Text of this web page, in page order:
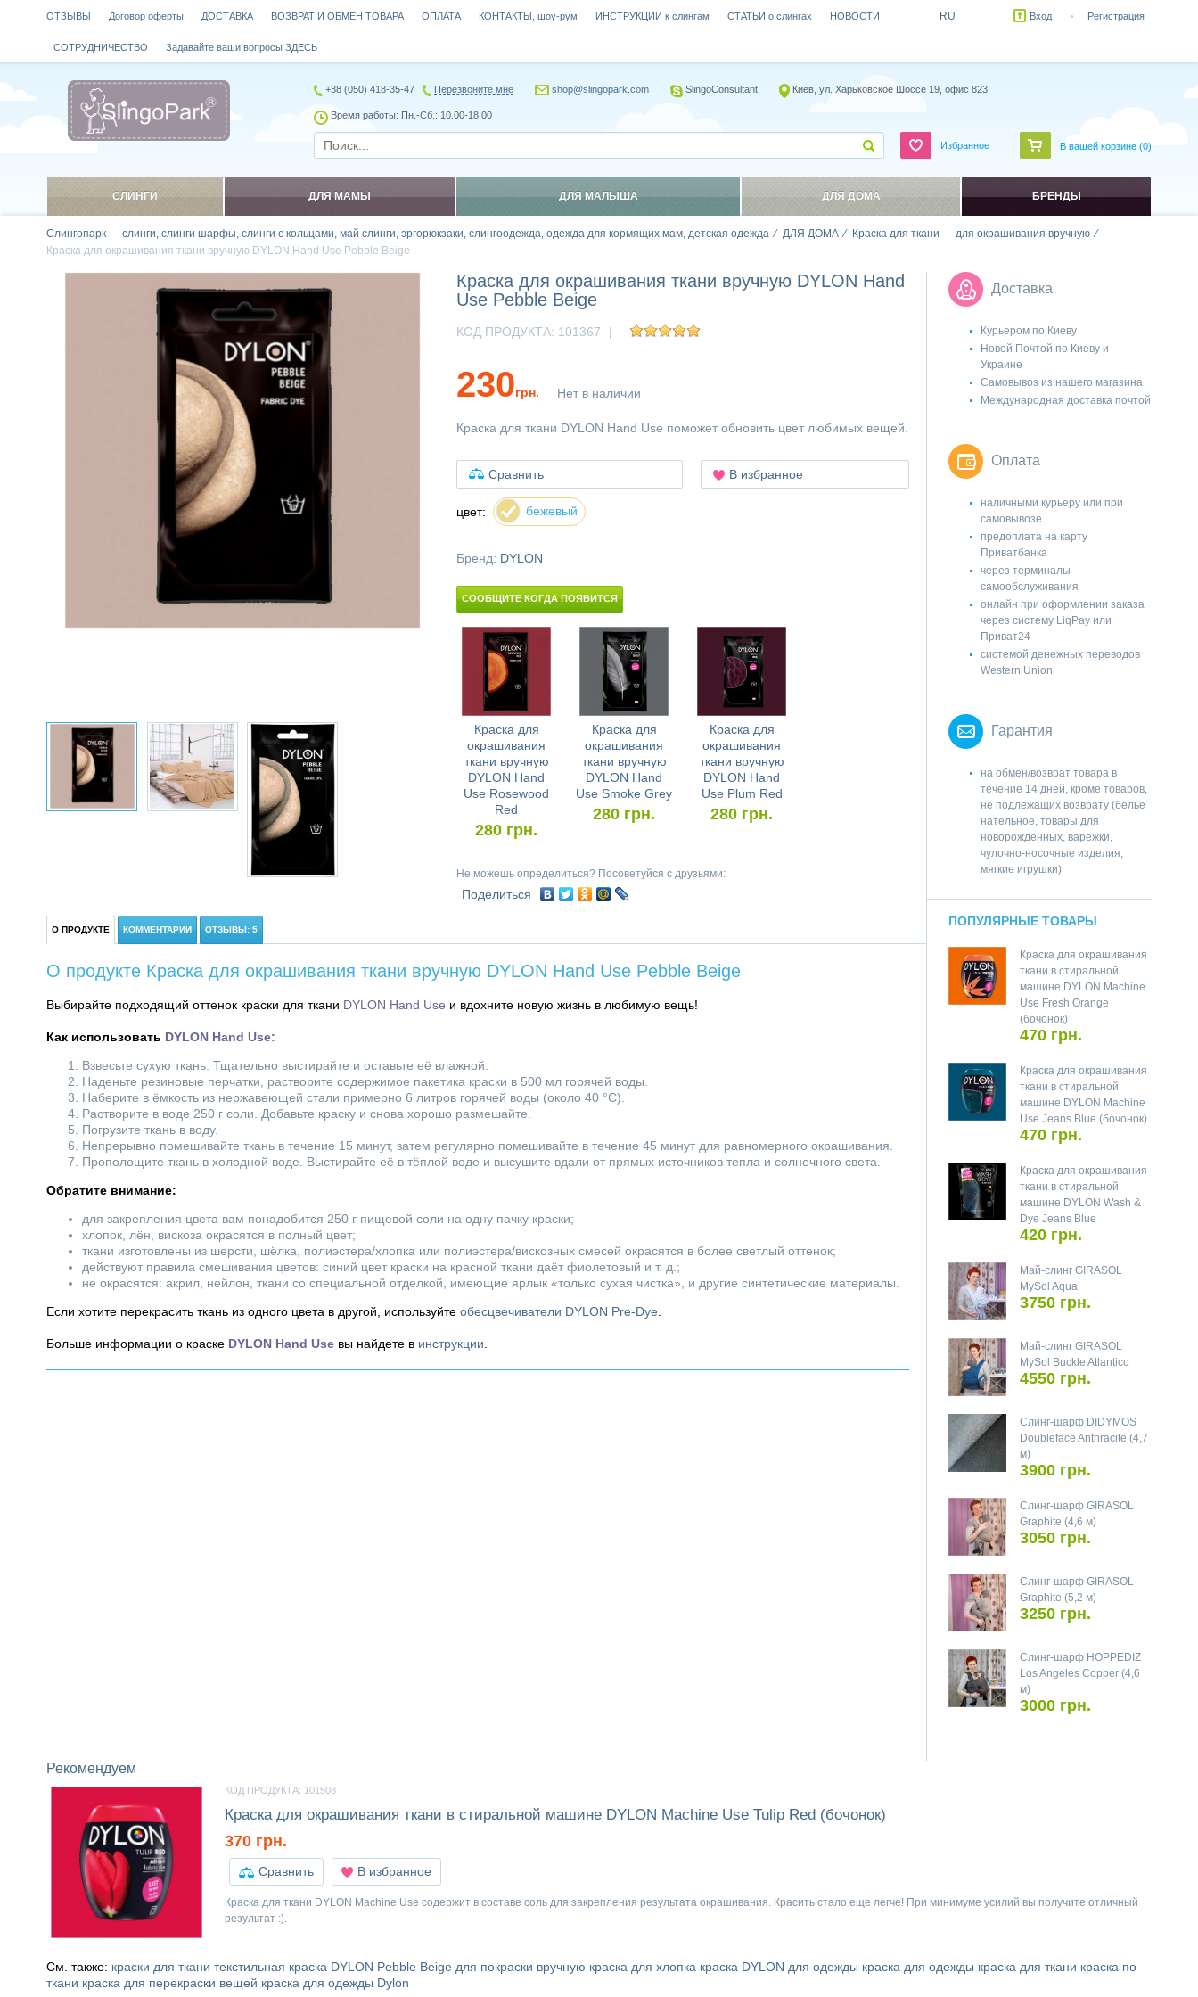
Слингопарк — слинги, слинги шарфы, слинги с кольцами, май слинги, эргорюкзаки, слингоодежда, одежда для кормящих мам, детская одежда ДЛЯ ДОМА
Краска для ткани — для окрашивания вручную
Краска для окрашивания ткани вручную DYLON Hand Use Pebble Beige
Краска для окрашивания ткани вручную DYLON Hand
Use Pebble Beige
КОД ПРОДУКТА: 101367 |
230грн. Нет в наличии
Краска для ткани DYLON Hand Use поможет обновить цвет любимых вещей.
Сравнить В избранное
цвет: бежевый
Бренд: DYLON
СООБЩИТЕ КОГДА ПОЯВИТСЯ
Краска для
окрашивания
ткани вручную
DYLON Hand
Use Rosewood
Red
280 грн.
Краска для
окрашивания
ткани вручную
DYLON Hand
Use Smoke Grey
280 грн.
Краска для
окрашивания
ткани вручную
DYLON Hand
Use Plum Red
280 грн.
Не можешь определиться? Посоветуйся с друзьями:
Поделиться
О ПРОДУКТЕ КОММЕНТАРИИ ОТЗЫВЫ: 5
О продукте Краска для окрашивания ткани вручную DYLON Hand Use Pebble Beige
Выбирайте подходящий оттенок краски для ткани DYLON Hand Use и вдохните новую жизнь в любимую вещь!
Как использовать DYLON Hand Use:
Взвесьте сухую ткань. Тщательно выстирайте и оставьте её влажной.
Наденьте резиновые перчатки, растворите содержимое пакетика краски в 500 мл горячей воды.
Наберите в ёмкость из нержавеющей стали примерно 6 литров горячей воды (около 40 °C).
Растворите в воде 250 г соли. Добавьте краску и снова хорошо размешайте.
Погрузите ткань в воду.
Непрерывно помешивайте ткань в течение 15 минут, затем регулярно помешивайте в течение 45 минут для равномерного окрашивания.
Прополощите ткань в холодной воде. Выстирайте её в тёплой воде и высушите вдали от прямых источников тепла и солнечного света.
Обратите внимание:
для закрепления цвета вам понадобится 250 г пищевой соли на одну пачку краски;
хлопок, лён, вискоза окрасятся в полный цвет;
ткани изготовлены из шерсти, шёлка, полиэстера/хлопка или полиэстера/вискозных смесей окрасятся в более светлый оттенок;
действуют правила смешивания цветов: синий цвет краски на красной ткани даёт фиолетовый и т. д.;
не окрасятся: акрил, нейлон, ткани со специальной отделкой, имеющие ярлык «только сухая чистка», и другие синтетические материалы.
Если хотите перекрасить ткань из одного цвета в другой, используйте обесцвечиватели DYLON Pre-Dye
Больше информации о краске DYLON Hand Use вы найдете в инструкции
Доставка
Курьером по Киеву
Новой Почтой по Киеву и
Украине
Самовывоз из нашего магазина
Международная доставка почтой
Оплата
наличными курьеру или при
самовывозе
предоплата на карту
Приватбанка
через терминалы
самообслуживания
онлайн при оформлении заказа
через систему LiqPay или
Приват24
системой денежных переводов
Western Union
Гарантия
на обмен/возврат товара в
течение 14 дней, кроме товаров,
не подлежащих возврату (белье
нательное, товары для
новорожденных, варежки,
чулочно-носочные изделия,
мягкие игрушки)
ПОПУЛЯРНЫЕ ТОВАРЫ
Краска для окрашивания
ткани в стиральной
машине DYLON Machine
Use Fresh Orange
(бочонок)
470 грн.
Краска для окрашивания
ткани в стиральной
машине DYLON Machine
Use Jeans Blue (бочонок)
470 грн.
Краска для окрашивания
ткани в стиральной
машине DYLON Wash &
Dye Jeans Blue
420 грн.
Май-слинг GIRASOL
MySol Aqua
3750 грн.
Май-слинг GIRASOL
MySol Buckle Atlantico
4550 грн.
Слинг-шарф DIDYMOS
Doubleface Anthracite (4,7
м)
3900 грн.
Слинг-шарф GIRASOL
Graphite (4,6 м)
3050 грн.
Слинг-шарф GIRASOL
Graphite (5,2 м)
3250 грн.
Слинг-шарф HOPPEDIZ
Los Angeles Copper (4,6
м)
3000 грн.
Рекомендуем
КОД ПРОДУКТА: 101508
Краска для окрашивания ткани в стиральной машине DYLON Machine Use Tulip Red (бочонок)
370 грн.
Сравнить В избранное
Краска для ткани DYLON Machine Use содержит в составе соль для закрепления результата окрашивания. Красить стало еще легче! При минимуме усилий вы получите отличный
результат :).
См. также: краски для ткани текстильная краска DYLON Pebble Beige для покраски вручную краска для хлопка краска DYLON для одежды краска для одежды краска для ткани краска по
ткани краска для перекраски вещей краска для одежды Dylon
ОТЗЫВЫ Договор оферты ДОСТАВКА ВОЗВРАТ И ОБМЕН ТОВАРА ОПЛАТА КОНТАКТЫ, шоу-рум ИНСТРУКЦИИ к слингам СТАТЬИ о слингах НОВОСТИ
СОТРУДНИЧЕСТВО Задавайте ваши вопросы ЗДЕСЬ
RU Вход Регистрация
+38 (050) 418-35-47 Перезвоните мне shop@slingopark.com SlingoConsultant Киев, ул. Харьковское Шоссе 19, офис 823
Время работы: Пн.-Сб.: 10.00-18.00
Избранное В вашей корзине (0)
СЛИНГИ ДЛЯ МАМЫ ДЛЯ МАЛЫША ДЛЯ ДОМА БРЕНДЫ